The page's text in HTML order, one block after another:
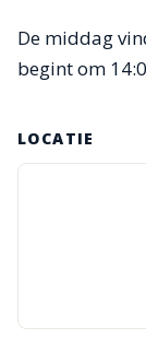
De middag
begint om
LOCATIE